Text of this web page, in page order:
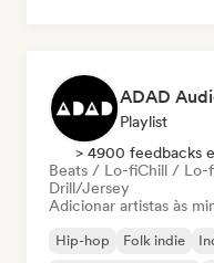
ADAD
Playlist
> 4900 feedbacks
Beats / Lo-fiChill / Lo-
Drill/Jersey
Adicionar artistas às
Hip-hop Folk indie